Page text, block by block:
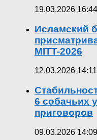
19.03.2026 16:44
Исламский
MITT-2026
12.03.2026 14:11
6 собачьих
приговоров
09.03.2026 14:09